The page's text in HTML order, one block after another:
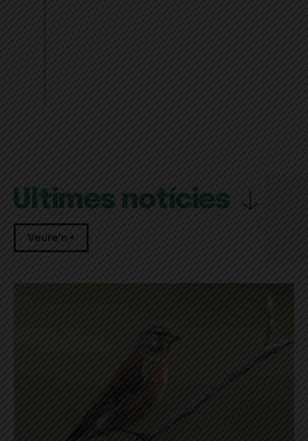
Últimes notícies
Veure'n +